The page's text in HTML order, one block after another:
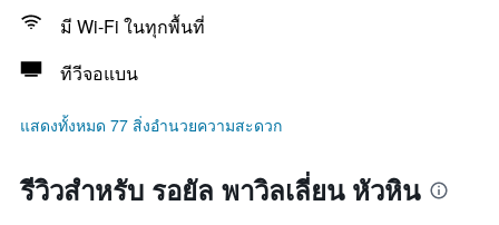
มี Wi-Fi ในทุกพื้นที่
ทีวีจอแบน
แสดงทั้งหมด 77 สิ่งอำนวยความสะดวก
รีวิวสำหรับ รอยัล พาวิลเลี่ยน หัวหิน